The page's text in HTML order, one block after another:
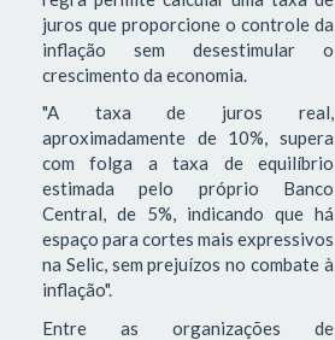
juros que proporcione o controle da
inflação sem desestimular o
crescimento da economia.
"A taxa de juros real,
aproximadamente de 10%, supera
com folga a taxa de equilíbrio
estimada pelo próprio Banco
Central, de 5%, indicando que há
espaço para cortes mais expressivos
na Selic, sem prejuízos no combate à
inflação".
Entre as organizações de